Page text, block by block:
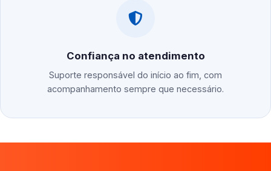
Confiança no atendimento
Suporte responsável do início ao fim, com
acompanhamento sempre que necessário.